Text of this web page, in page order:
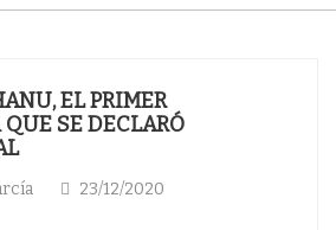
EL PRIMER
SE DECLARÓ
23/12/2020